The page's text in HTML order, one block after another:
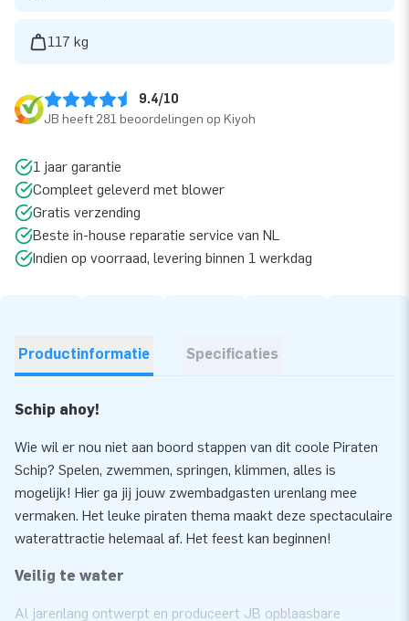
117 kg
9.4/10
JB heeft 281 beoordelingen op Kiyoh
1 jaar garantie
Compleet geleverd met blower
Gratis verzending
Beste in-house reparatie service van NL
Indien op voorraad, levering binnen 1 werkdag
Productinformatie Specificaties
Schip ahoy!
Wie wil er nou niet aan boord stappen van dit coole Piraten
Schip? Spelen, zwemmen, springen, klimmen, alles is
mogelijk! Hier ga jij jouw zwembadgasten urenlang mee
vermaken. Het leuke piraten thema maakt deze spectaculaire
waterattractie helemaal af. Het feest kan beginnen!
Veilig te water
Al jarenlang ontwerpt en produceert JB opblaasbare